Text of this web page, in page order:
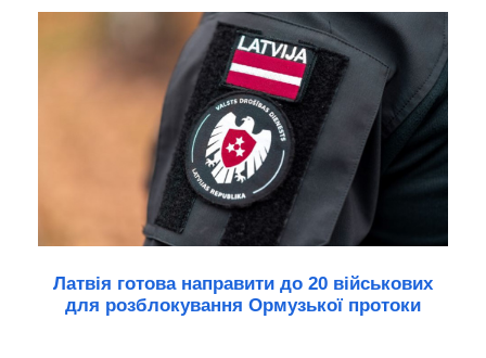
Латвія готова направити до 20 військових
для розблокування Ормузької протоки